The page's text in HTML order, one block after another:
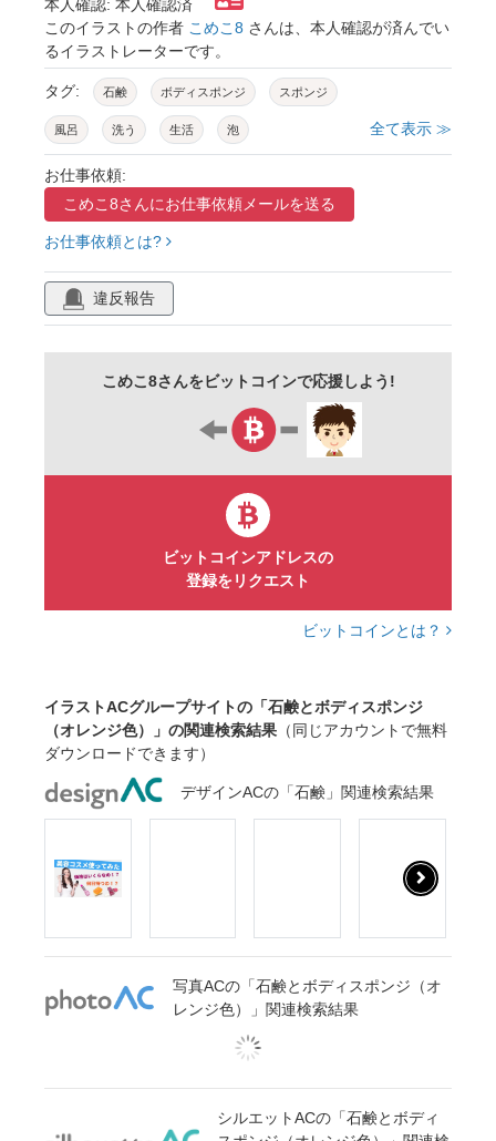
本人確認: 本人確認済
このイラストの作者 こめこ8 さんは、本人確認が済んでい
るイラストレーターです。
タグ: 石鹸 ボディスポンジ スポンジ
風呂 洗う 生活 泡 全て表示 ≫
お仕事依頼:
こめこ8さんにお仕事依頼メールを送る
お仕事依頼とは?
違反報告
こめこ8さんをビットコインで応援しよう!
ビットコインアドレスの
登録をリクエスト
ビットコインとは？
イラストACグループサイトの「石鹸とボディスポンジ
（オレンジ色）」の関連検索結果 （同じアカウントで無料
ダウンロードできます）
デザインACの「石鹸」関連検索結果
写真ACの「石鹸とボディスポンジ（オ
レンジ色）」関連検索結果
シルエットACの「石鹸とボディ